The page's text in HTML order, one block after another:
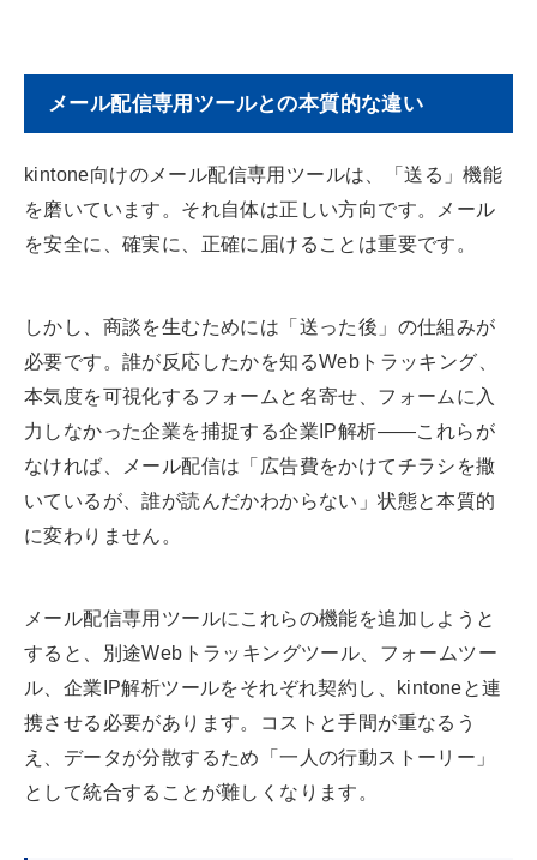
メール配信専用ツールとの本質的な違い
kintone向けのメール配信専用ツールは、「送る」機能
を磨いています。それ自体は正しい方向です。メール
を安全に、確実に、正確に届けることは重要です。
しかし、商談を生むためには「送った後」の仕組みが
必要です。誰が反応したかを知るWebトラッキング、
本気度を可視化するフォームと名寄せ、フォームに入
力しなかった企業を捕捉する企業IP解析——これらが
なければ、メール配信は「広告費をかけてチラシを撒
いているが、誰が読んだかわからない」状態と本質的
に変わりません。
メール配信専用ツールにこれらの機能を追加しようと
すると、別途Webトラッキングツール、フォームツー
ル、企業IP解析ツールをそれぞれ契約し、kintoneと連
携させる必要があります。コストと手間が重なるう
え、データが分散するため「一人の行動ストーリー」
として統合することが難しくなります。